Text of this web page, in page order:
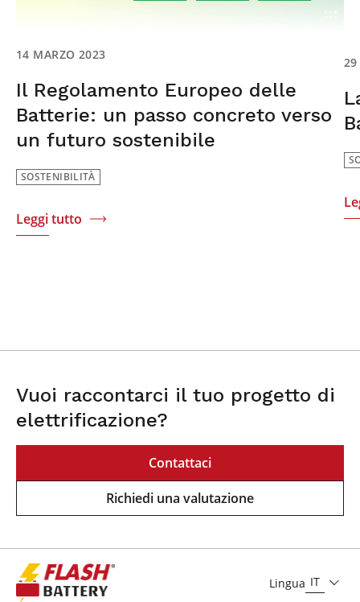
14 MARZO 2023
Il Regolamento Europeo delle
Batterie: un passo concreto verso
un futuro sostenibile
SOSTENIBILITÀ
Leggi tutto
29
Vuoi raccontarci il tuo progetto di
elettrificazione?
Contattaci
Richiedi una valutazione
Lingua IT